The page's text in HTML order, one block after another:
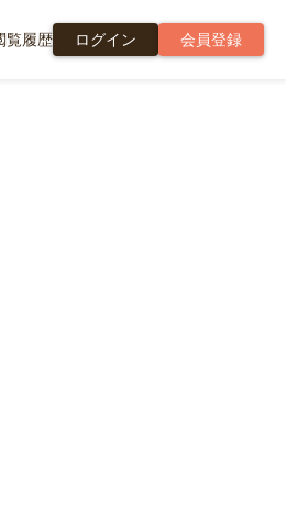
覧履歴 ログイン 会員登録